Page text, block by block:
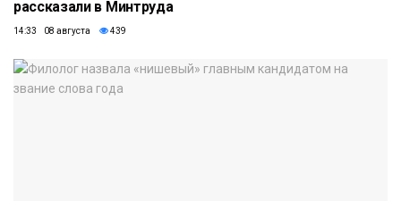
рассказали в Минтруда
14:33 08 августа 439